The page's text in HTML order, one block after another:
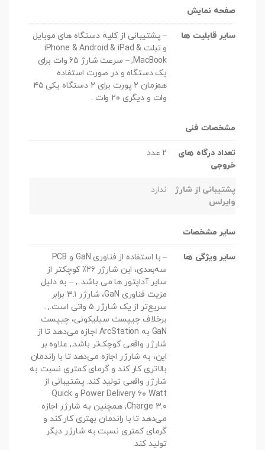
صفحه نمایش
سایر قابلیت ها
– پشتیبانی از کلیه دستگاه های موبایل
و تبلت iPhone & Android & iPad &
MacBook, – سرعت شارژ ۶۵ وات برای
یک دستگاه و در صورت استفاده
همزمان ۲ پورت برای ۲ دستگاه یکی ۴۵
وات و دیگری ۲۰ وات .
مشخصات فنی
تعداد درگاه های
خروجی
2 عدد
پشتیبانی از شارژ
وایرلس
ندارد
سایر مشخصات
سایر ویژگی ها
– با استفاده از فناوری GaN و PCB
سه‌بعدی، این شارژر ۲۶٪ کوچکتر از
سایر آداپتور ها می باشد ., – به دلیل
مزیت فناوری GaN، شارژر ۳.۱ برابر
سریع‌تر از یک شارژر ۵ واتی است., .
برخلاف چیپست سیلیکونی، چیپست
GaN به ArcStation اجازه می‌دهد تا از
شارژر واقعی کوچک‌تر باشد., علاوه بر
این، به شارژر اجازه می‌دهد تا با راندمان
بالاتری کار کند و گرمای کمتری نسبت به
شارژر واقعی تولید کند. پشتیبانی از
Power Delivery ۶۰ Watt و Quick
Charge ۳.۰, همچنین به شارژر اجازه
می‌دهد تا با راندمان بهتری کار کند و
گرمای کمتری نسبت به شارژر دیگر
تولید کند.